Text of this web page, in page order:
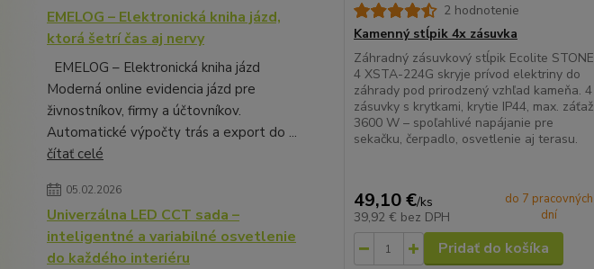
EMELOG – Elektronická kniha jázd,
ktorá šetrí čas aj nervy
EMELOG – Elektronická kniha jázd
Moderná online evidencia jázd pre
živnostníkov, firmy a účtovníkov.
Automatické výpočty trás a export do ...
čítať celé
05.02.2026
Univerzálna LED CCT sada –
inteligentné a variabilné osvetlenie
do každého interiéru
2 hodnotenie
Kamenný stĺpik 4x zásuvka
Záhradný zásuvkový stĺpik Ecolite STONE
4 XSTA-224G skryje prívod elektriny do
záhrady pod prirodzený vzhľad kameňa. 4
zásuvky s krytkami, krytie IP44, max. záťaž
3600 W – spoľahlivé napájanie pre
sekačku, čerpadlo, osvetlenie aj terasu.
49,10 €/ks
39,92 € bez DPH
do 7 pracovných
dní
Pridať do košíka